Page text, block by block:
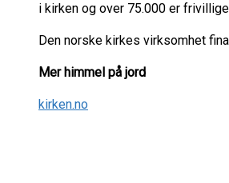
i kirken og over 75.000 er
Den norske kirkes virksomhet
Mer himmel på jord
kirken.no